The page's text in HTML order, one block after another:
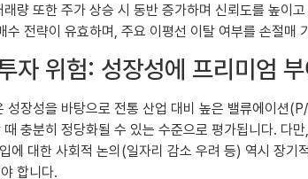
량 또한 주가 상승 시 동반 증가하며 신뢰도를 높이
수 전략이 유효하며, 주요 이평선 이탈 여부를 손절매
자 위험: 성장성에 프리미엄 부
성장성을 바탕으로 전통 산업 대비 높은 밸류에이
충분히 정당화될 수 있는 수준으로 평가됩니다. 다
에 대한 사회적 논의(일자리 감소 우려 등) 역시 장
합니다.